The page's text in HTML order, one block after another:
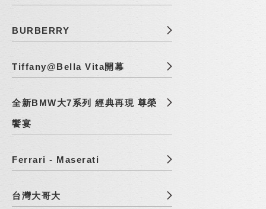
BURBERRY
Tiffany@Bella Vita開幕
全新BMW大7系列 經典再現 尊榮
饗宴
Ferrari - Maserati
台灣大哥大